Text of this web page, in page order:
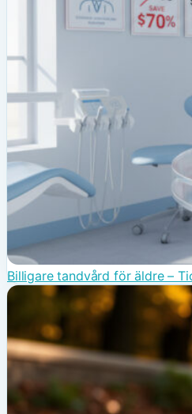
Billigare tandvård för äldre –